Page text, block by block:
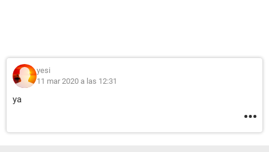
yesi
11 mar 2020 a las 12:31
ya